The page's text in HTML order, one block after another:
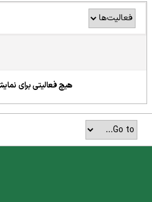
هیچ فعالیتی برای